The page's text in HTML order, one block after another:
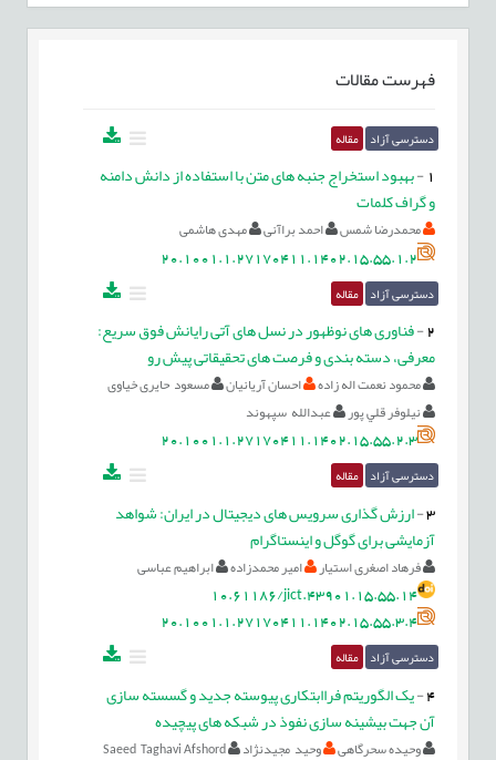
فهرست مقالات
دسترسی آزاد مقاله
-بهبود استخراج جنبه های متن با استفاده از دانش دامنه
و گراف کلمات
محمدرضا شمس احمد براآنی مهدی هاشمی
20.1001.1.27170411.1402.15.55.1.2
دسترسی آزاد مقاله
2
-فناوری های نوظهور در نسل های آتی رایانش فوق سریع:
معرفی، دسته بندی و فرصت های تحقیقاتی پیش رو
محمود نعمت اله زاده احسان آریانیان
مسعود حایری خیاوی
نيلوفر قلي پور
عبدالله سپهوند
20.1001.1.27170411.1402.15.55.2.3
دسترسی آزاد مقاله
3
-ارزش گذاری سرویس های دیجیتال در ایران: شواهد
آزمایشی برای گوگل و اینستاگرام
فرهاد اصغری استیار امیر محمدزاده ابراهیم عباسی
10.61186/jict.43901.15.55.14
20.1001.1.27170411.1402.15.55.3.4
دسترسی آزاد مقاله
4
-یک الگوریتم فراابتکاری پیوسته جدید و گسسته سازی
آن جهت بیشینه سازی نفوذ در شبکه های پیچیده
وحیده سحرگاهی وحید مجیدنژاد Saeed Taghavi Afshord